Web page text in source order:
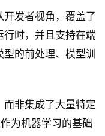
开发者视角，覆盖了
行时，并且支持在端
的前处理、模型训
而非集成了大量特定
为机器学习的基础